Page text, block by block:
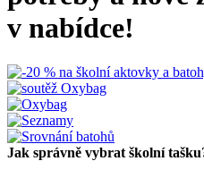
v nabídce!
Jak správně vybrat školní